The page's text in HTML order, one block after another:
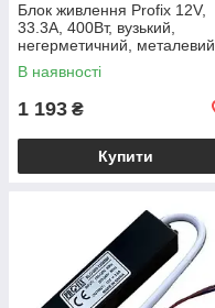
Блок живлення Profix 12V,
33.3A, 400Вт, вузький,
негерметичний, металевий
корпус
В наявності
1 193 ₴
Купити